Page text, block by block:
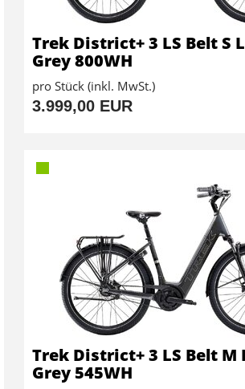
Trek District+ 3 LS Belt S
Grey 800WH
pro Stück (inkl. MwSt.)
3.999,00 EUR
Trek District+ 3 LS Belt
Grey 545WH